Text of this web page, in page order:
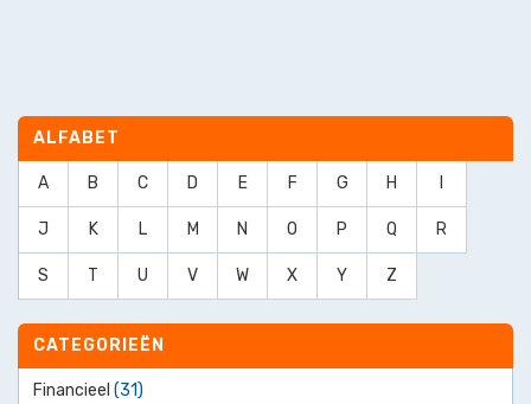
ALFABET
A B C D E F G H
J K L M N O P Q R
S T U V W X Y Z
CATEGORIEËN
Financieel (31)